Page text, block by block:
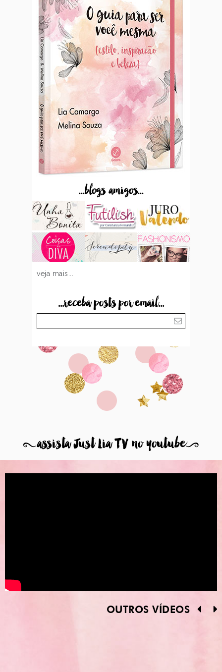
...blogs amigos...
veja mais...
...receba posts por email...
8assista Just Lia TV no youtube9
OUTROS VÍDEOS